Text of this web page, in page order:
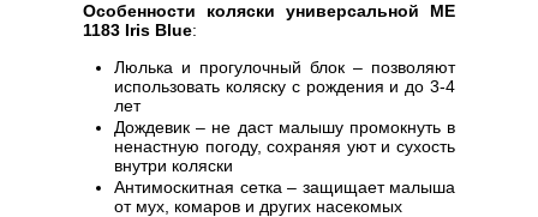
Особенности коляски универсальной ME
1183 Iris Blue:
Люлька и прогулочный блок – позволяют
использовать коляску с рождения и до 3-4
лет
Дождевик – не даст малышу промокнуть в
ненастную погоду, сохраняя уют и сухость
внутри коляски
Антимоскитная сетка – защищает малыша
от мух, комаров и других насекомых